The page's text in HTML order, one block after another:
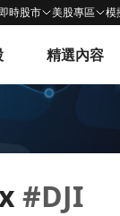
時股市 美股專區 模
精選內容
#DJI